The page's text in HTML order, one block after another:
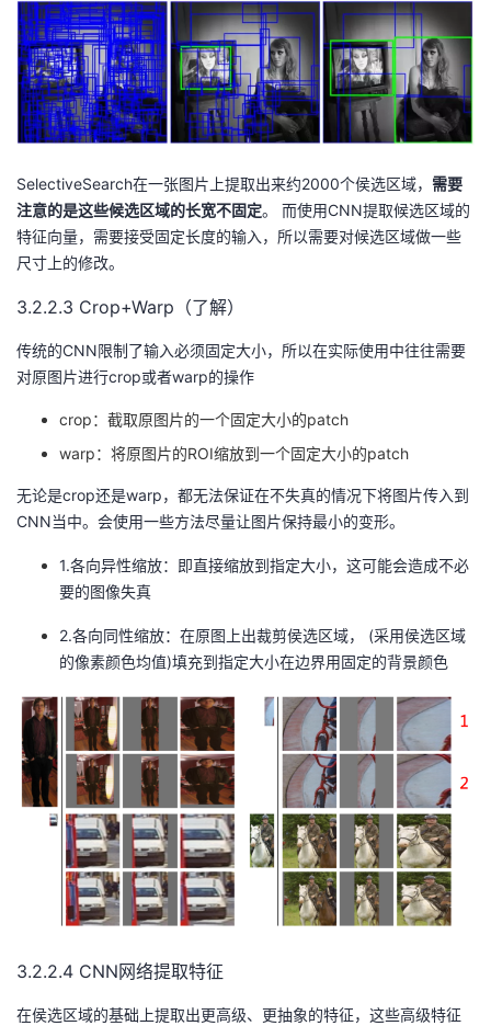
SelectiveSearch在一张图片上提取出来约2000个侯选区域， 需要
注意的是这些候选区域的长宽不固定。 而使用CNN提取候选区域的
特征向量，需要接受固定长度的输入，所以需要对候选区域做一些
尺寸上的修改。
3.2.2.3 Crop+Warp（了解）
传统的CNN限制了输入必须固定大小，所以在实际使用中往往需要
对原图片进行crop或者warp的操作
crop：截取原图片的一个固定大小的patch
warp：将原图片的ROI缩放到一个固定大小的patch
无论是crop还是warp，都无法保证在不失真的情况下将图片传入到
CNN当中。会使用一些方法尽量让图片保持最小的变形。
1.各向异性缩放：即直接缩放到指定大小，这可能会造成不必
要的图像失真
2.各向同性缩放：在原图上出裁剪侯选区域， (采用侯选区域
的像素颜色均值)填充到指定大小在边界用固定的背景颜色
3.2.2.4 CNN网络提取特征
在侯选区域的基础上提取出更高级、更抽象的特征，这些高级特征